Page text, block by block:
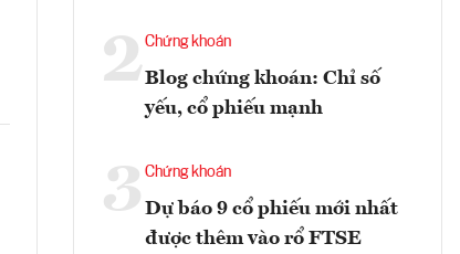
2Chứng khoán
Blog chứng khoán: Chỉ số
yếu, cổ phiếu mạnh
3 Chứng khoán
Dự báo 9 cổ phiếu mới nhất
được thêm vào rổ FTSE